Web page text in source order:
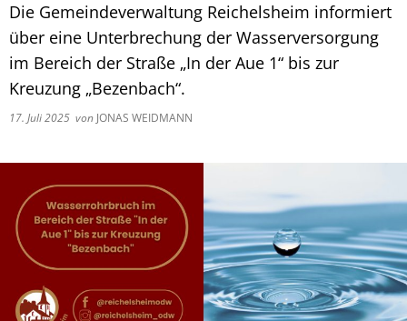
Die Gemeindeverwaltung Reichelsheim informiert
über eine Unterbrechung der Wasserversorgung
im Bereich der Straße „In der Aue 1“ bis zur
Kreuzung „Bezenbach“.
17. Juli 2025 von JONAS WEIDMANN